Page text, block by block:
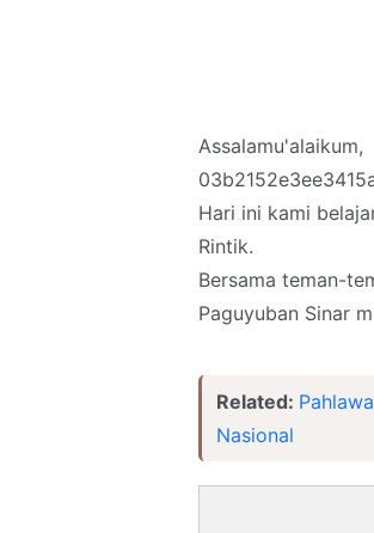
Assalamu'alaikum,
Hari ini kami
Rintik.
Bersama teman-
Paguyuban Sinar
Related:
Nasional